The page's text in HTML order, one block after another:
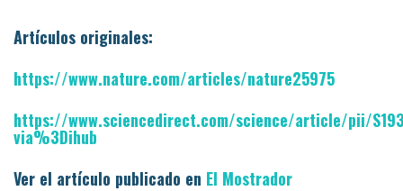
Artículos originales:
https://www.nature.com/articles/nature25975
https://www.sciencedirect.com/science/article/pii/
via%3Dihub
Ver el artículo publicado en El Mostrador